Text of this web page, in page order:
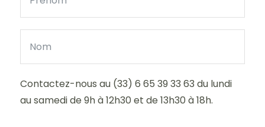
Contactez-nous au (33) 6 65 39 33 63 du lundi
au samedi de 9h à 12h30 et de 13h30 à 18h.